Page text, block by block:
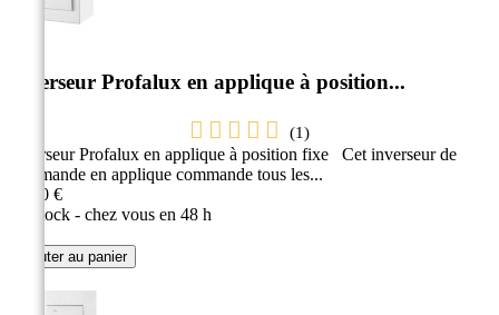
Inverseur Profalux en applique à position...
(1)
Inverseur Profalux en applique à position fixe Cet inverseur de
commande en applique commande tous les...
11,30 €
En stock - chez vous en 48 h
Ajouter au panier